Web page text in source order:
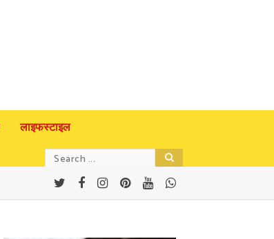
लाइफस्टाइल